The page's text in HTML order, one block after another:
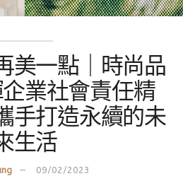
美一點｜時尚品
業社會責任精
手打造永續的未
生活
09/02/2023